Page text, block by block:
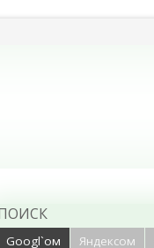
Googl`ом Яндексом